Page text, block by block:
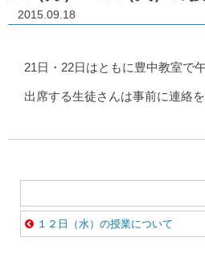
2015.09.18
21日・22日はともに豊中教室で
出席する生徒さんは事前に連絡を
１２日（水）の授業について